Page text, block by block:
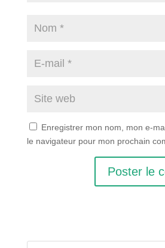
Enregistrer mon nom, mon e-
le navigateur pour mon prochain